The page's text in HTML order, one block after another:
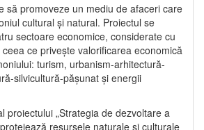
să promoveze un mediu de afaceri care
cultural și natural. Proiectul se
sectoare economice, considerate cu
ce privește valorificarea economică
turism, urbanism-arhitectură-
silvicultură-pășunat și energii
proiectului „Strategia de dezvoltare a
resursele naturale și culturale